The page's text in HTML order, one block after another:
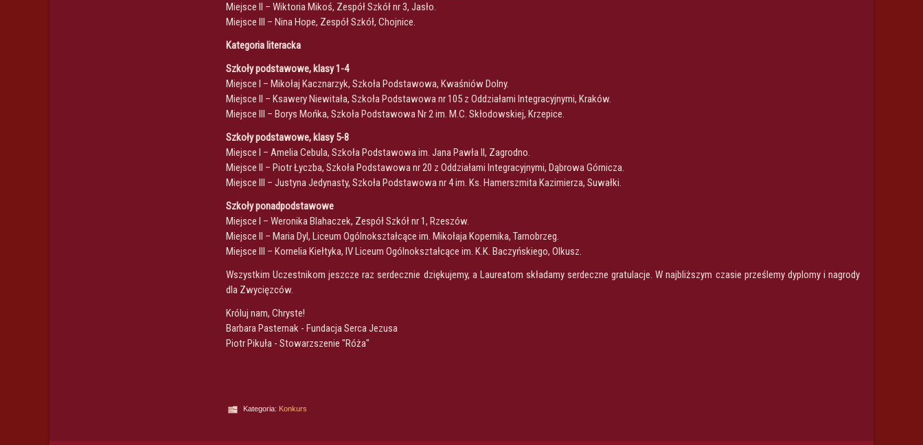
Miejsce II – Wiktoria Mikoś, Zespół Szkół nr 3, Jasło.
Miejsce III – Nina Hope, Zespół Szkół, Chojnice.
Kategoria literacka
Szkoły podstawowe, klasy 1-4
Miejsce I – Mikołaj Kacznarzyk, Szkoła Podstawowa, Kwaśniów Dolny.
Miejsce II – Ksawery Niewitała, Szkoła Podstawowa nr 105 z Oddziałami Integracyjnymi, Kraków.
Miejsce III – Borys Mońka, Szkoła Podstawowa Nr 2 im. M.C. Skłodowskiej, Krzepice.
Szkoły podstawowe, klasy 5-8
Miejsce I – Amelia Cebula, Szkoła Podstawowa im. Jana Pawła II, Zagrodno.
Miejsce II – Piotr Łyczba, Szkoła Podstawowa nr 20 z Oddziałami Integracyjnymi, Dąbrowa Górnicza.
Miejsce III – Justyna Jedynasty, Szkoła Podstawowa nr 4 im. Ks. Hamerszmita Kazimierza, Suwałki.
Szkoły ponadpodstawowe
Miejsce I – Weronika Blahaczek, Zespół Szkół nr 1, Rzeszów.
Miejsce II – Maria Dyl, Liceum Ogólnokształcące im. Mikołaja Kopernika, Tarnobrzeg.
Miejsce III – Kornelia Kiełtyka, IV Liceum Ogólnokształcące im. K.K. Baczyńskiego, Olkusz.
Wszystkim Uczestnikom jeszcze raz serdecznie dziękujemy, a Laureatom składamy serdeczne gratulacje. W najbliższym czasie prześlemy dyplomy i nagrody
dla Zwycięzców.
Króluj nam, Chryste!
Barbara Pasternak - Fundacja Serca Jezusa
Piotr Pikuła - Stowarzszenie "Róża"
Kategoria: Konkurs